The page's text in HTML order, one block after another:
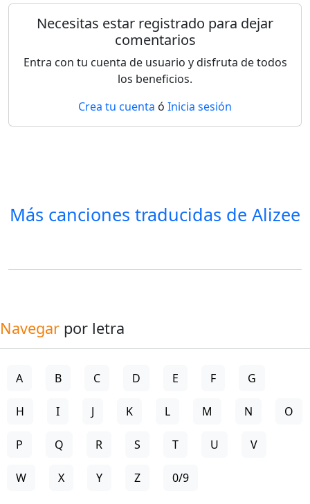
Necesitas estar registrado para dejar
comentarios
Entra con tu cuenta de usuario y disfruta de todos
los beneficios.
Crea tu cuenta ó Inicia sesión
Más canciones traducidas de Alizee
Navegar por letra
A B C D E F G
H I J K L M N O
P Q R S T U V
W X Y Z 0/9